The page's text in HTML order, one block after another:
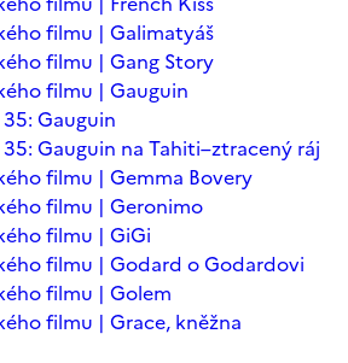
filmu | Galimatyáš
filmu | Gang Story
filmu | Gauguin
Gauguin
Gauguin na Tahiti–ztracený ráj
filmu | Gemma Bovery
filmu | Geronimo
filmu | GiGi
filmu | Godard o Godardovi
filmu | Golem
filmu | Grace, kněžna